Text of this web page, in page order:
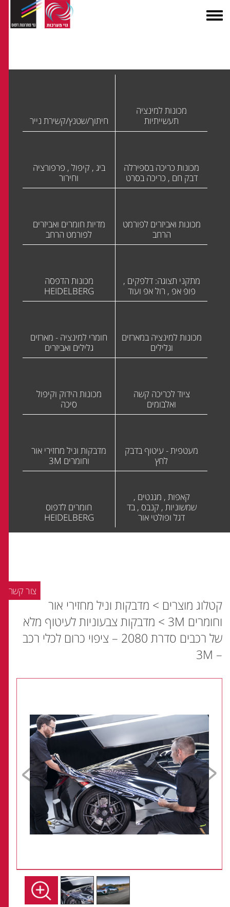
מכונות למינציה
תעשייתיות
חיתוך/שטנץ/קשירת נייר
מכונות כריכה בספירלה
דבק חם , כריכה בסרט
ביג , קיפול , פרפורציה
וחירור
מכונות ואביזרים לפורמט
הרחב
מדיות חומרים ואביזרים
לפורמט הרחב
מתקני תצוגה: דלפקים ,
פופ אפ , רול אפ ועוד
מכונות הדפסה
HEIDELBERG
מכונות למינציה במארזים
וגלילים
חומרי למינציה - מארזים
גלילים ואביזרים
ציוד לכריכה קשה
ואלבומים
מכונות הידוק וקיפול
סיכה
מעטפית - עיטוף בדבק
לחץ
מדבקות וניל מחזירי אור
וחומרים 3M
קאפות , מגנטים ,
שמשוניות , קנבס , בד
דגל ופולטי אור
חומרים לדפוס
HEIDELBERG
קטלוג מוצרים > מדבקות וניל מחזירי אור
וחומרים 3M
> מדבקות צבעוניות לעיטוף מלא
של רכבים סדרת 2080 – ציפוי כרום לכלי רכב
– 3M
צור קשר